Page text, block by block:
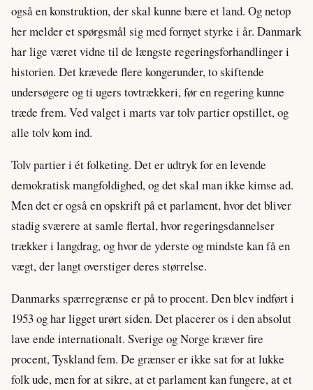
også en konstruktion, der skal kunne bære et land. Og netop
her melder et spørgsmål sig med fornyet styrke i år. Danmark
har lige været vidne til de længste regeringsforhandlinger i
historien. Det krævede flere kongerunder, to skiftende
undersøgere og ti ugers tovtrækkeri, før en regering kunne
træde frem. Ved valget i marts var tolv partier opstillet, og
alle tolv kom ind.
Tolv partier i ét folketing. Det er udtryk for en levende
demokratisk mangfoldighed, og det skal man ikke kimse ad.
Men det er også en opskrift på et parlament, hvor det bliver
stadig sværere at samle flertal, hvor regeringsdannelser
trækker i langdrag, og hvor de yderste og mindste kan få en
vægt, der langt overstiger deres størrelse.
Danmarks spærregrænse er på to procent. Den blev indført i
1953 og har ligget urørt siden. Det placerer os i den absolut
lave ende internationalt. Sverige og Norge kræver fire
procent, Tyskland fem. De grænser er ikke sat for at lukke
folk ude, men for at sikre, at et parlament kan fungere, at et